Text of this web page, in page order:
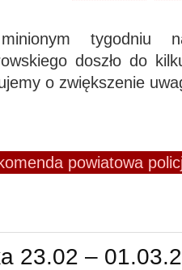
tygodniu
doszło do
o zwiększenie
komenda powiatowa
23.02 –